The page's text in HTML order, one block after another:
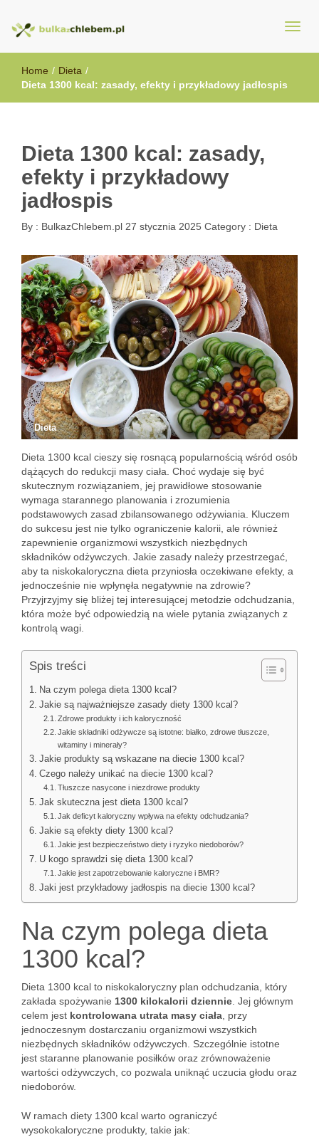
BulkazChlebem.pl
Home / Dieta /
Dieta 1300 kcal: zasady, efekty i przykładowy jadłospis
Dieta 1300 kcal: zasady,
efekty i przykładowy
jadłospis
By : BulkazChlebem.pl 27 stycznia 2025 Category : Dieta
Dieta
Dieta 1300 kcal cieszy się rosnącą popularnością wśród osób
dążących do redukcji masy ciała. Choć wydaje się być
skutecznym rozwiązaniem, jej prawidłowe stosowanie
wymaga starannego planowania i zrozumienia
podstawowych zasad zbilansowanego odżywiania. Kluczem
do sukcesu jest nie tylko ograniczenie kalorii, ale również
zapewnienie organizmowi wszystkich niezbędnych
składników odżywczych. Jakie zasady należy przestrzegać,
aby ta niskokaloryczna dieta przyniosła oczekiwane efekty, a
jednocześnie nie wpłynęła negatywnie na zdrowie?
Przyjrzyjmy się bliżej tej interesującej metodzie odchudzania,
która może być odpowiedzią na wiele pytania związanych z
kontrolą wagi.
Spis treści
Na czym polega dieta 1300 kcal?
Jakie są najważniejsze zasady diety 1300 kcal?
Zdrowe produkty i ich kaloryczność
Jakie składniki odżywcze są istotne: białko, zdrowe tłuszcze,
witaminy i minerały?
Jakie produkty są wskazane na diecie 1300 kcal?
Czego należy unikać na diecie 1300 kcal?
Tłuszcze nasycone i niezdrowe produkty
Jak skuteczna jest dieta 1300 kcal?
Jak deficyt kaloryczny wpływa na efekty odchudzania?
Jakie są efekty diety 1300 kcal?
Jakie jest bezpieczeństwo diety i ryzyko niedoborów?
U kogo sprawdzi się dieta 1300 kcal?
Jakie jest zapotrzebowanie kaloryczne i BMR?
Jaki jest przykładowy jadłospis na diecie 1300 kcal?
Na czym polega dieta
1300 kcal?
Dieta 1300 kcal to niskokaloryczny plan odchudzania, który
zakłada spożywanie 1300 kilokalorii dziennie . Jej głównym
celem jest kontrolowana utrata masy ciała , przy
jednoczesnym dostarczaniu organizmowi wszystkich
niezbędnych składników odżywczych. Szczególnie istotne
jest staranne planowanie posiłków oraz zrównoważenie
wartości odżywczych, co pozwala uniknąć uczucia głodu oraz
niedoborów.
W ramach diety 1300 kcal warto ograniczyć
wysokokaloryczne produkty, takie jak: